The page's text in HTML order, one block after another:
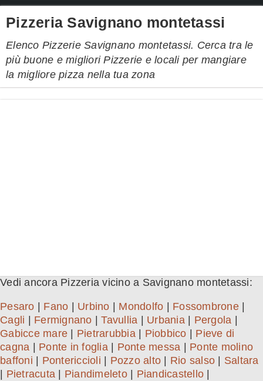
Pizzeria Savignano montetassi
Elenco Pizzerie Savignano montetassi. Cerca tra le
più buone e migliori Pizzerie e locali per mangiare
la migliore pizza nella tua zona
Vedi ancora Pizzeria vicino a Savignano montetassi:
Pesaro Fano Urbino Mondolfo Fossombrone|
Cagli
Fermignano |Tavullia Urbania| Pergola
Gabicce mare
Pietrarubbia| Piobbico
Pieve di
cagna
Ponte in foglia| Ponte messa
Ponte molino
baffoni
Pontericcioli Pozzo alto Rio salso
Saltara
Pietracuta Piandimeleto| Piandicastello